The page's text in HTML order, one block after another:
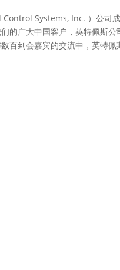
Systems, Inc. ）公司
的广大中国客户，英特佩斯
百到会嘉宾的交流中，英特